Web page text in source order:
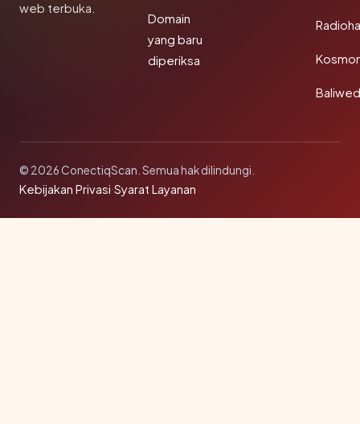
web terbuka.
Domain
yang baru
diperiksa
© 2026 ConectiqScan. Semua hak dilindungi.
Kebijakan Privasi·Syarat Layanan